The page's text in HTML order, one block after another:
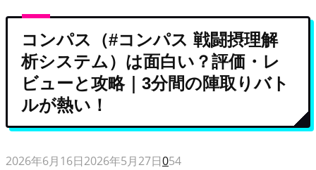
コンパス（#コンパス 戦闘摂理解
析システム）は面白い？評価・レ
ビューと攻略｜3分間の陣取りバト
ルが熱い！
2026年6月16日2026年5月27日054